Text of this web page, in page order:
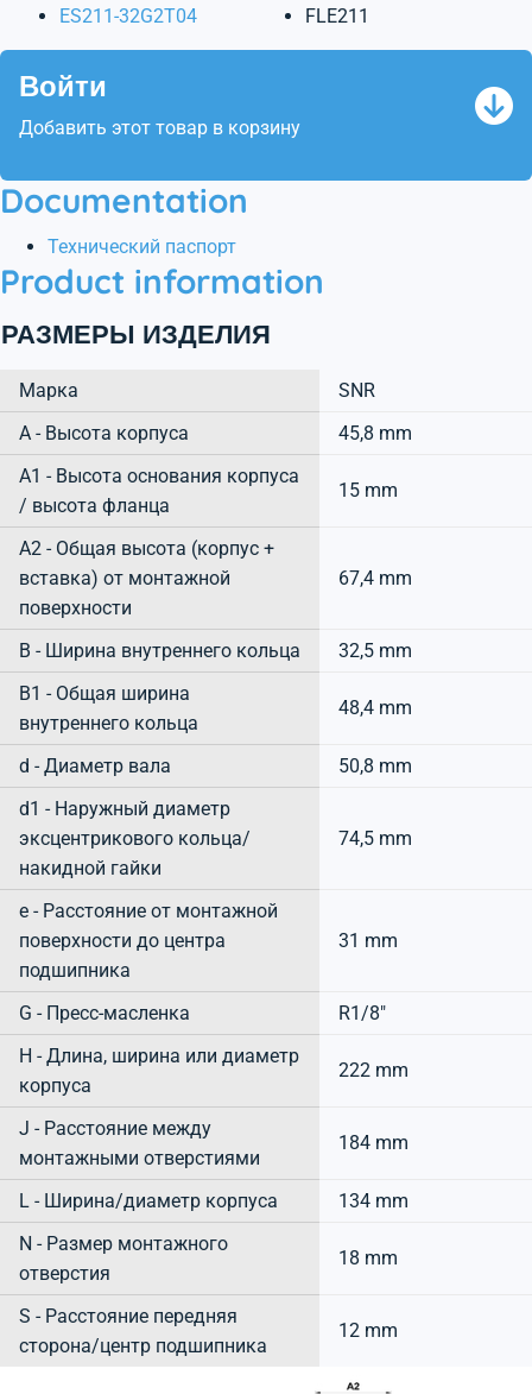
ES211-32G2T04 FLE211
Войти
Добавить этот товар в корзину
Documentation
Технический паспорт
Product information
РАЗМЕРЫ ИЗДЕЛИЯ
Марка
SNR
А - Высота корпуса
45,8 mm
A1 - Высота основания корпуса
/ высота фланца
15 mm
A2 - Общая высота (корпус +
вставка) от монтажной
поверхности
67,4 mm
B - Ширина внутреннего кольца
32,5 mm
B1 - Общая ширина
внутреннего кольца
48,4 mm
d - Диаметр вала
50,8 mm
d1 - Наружный диаметр
эксцентрикового кольца/
накидной гайки
74,5 mm
e - Расстояние от монтажной
поверхности до центра
подшипника
31 mm
G - Пресс-масленка
R1/8"
H - Длина, ширина или диаметр
корпуса
222 mm
J - Расстояние между
монтажными отверстиями
184 mm
L - Ширина/диаметр корпуса
134 mm
N - Размер монтажного
отверстия
18 mm
S - Расстояние передняя
сторона/центр подшипника
12 mm